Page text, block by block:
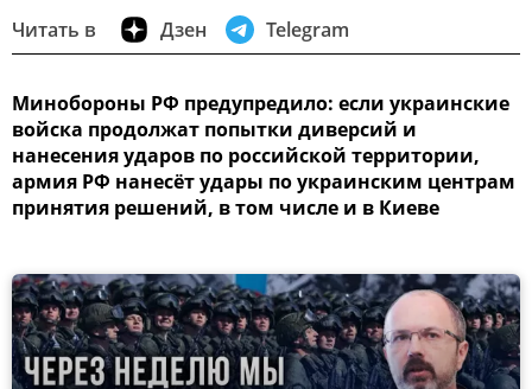
Читать в Дзен Telegram
Минобороны РФ предупредило: если украинские
войска продолжат попытки диверсий и
нанесения ударов по российской территории,
армия РФ нанесёт удары по украинским центрам
принятия решений, в том числе и в Киеве